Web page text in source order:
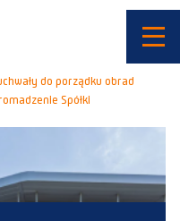
do porządku obrad
Spółki